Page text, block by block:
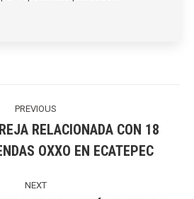
PREVIOUS
post:
RELACIONADA CON 18
OXXO EN ECATEPEC
NEXT